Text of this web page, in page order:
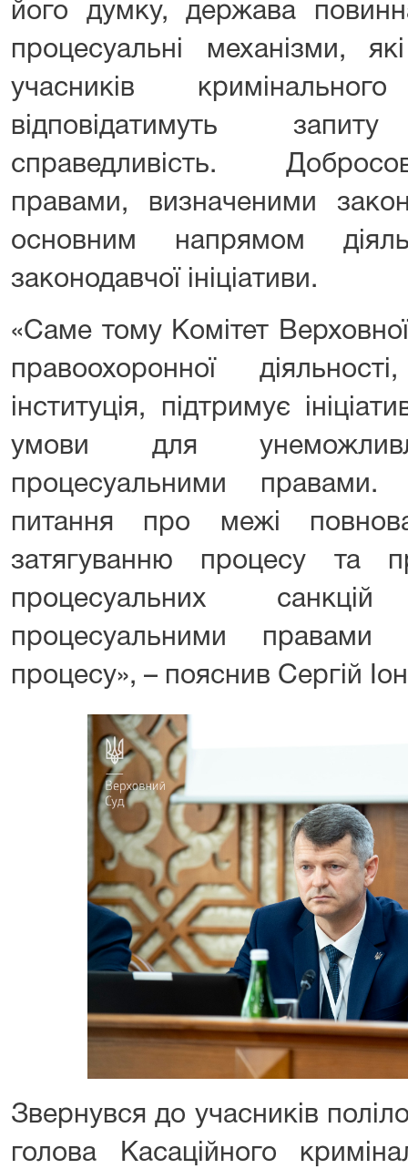
його думку, держава
процесуальні механізми,
учасників
відповідатимуть
справедливість.
правами, визначеними
основним напрямом
законодавчої ініціативи.
«Саме тому Комітет
правоохоронної
інституція, підтримує
умови для
процесуальними правами.
питання про межі
затягуванню процесу та
процесуальних
процесуальними правами
процесу», – пояснив Сергій
Звернувся до учасників
голова Касаційного